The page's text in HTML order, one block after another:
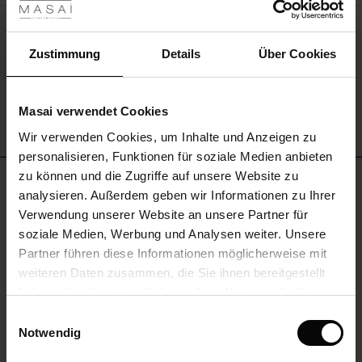
Zustimmung Details Über Cookies
Masai verwendet Cookies
Wir verwenden Cookies, um Inhalte und Anzeigen zu
personalisieren, Funktionen für soziale Medien anbieten
zu können und die Zugriffe auf unsere Website zu
analysieren. Außerdem geben wir Informationen zu Ihrer
Verwendung unserer Website an unsere Partner für
soziale Medien, Werbung und Analysen weiter. Unsere
Partner führen diese Informationen möglicherweise mit
weiteren Daten zusammen, die Sie ihnen bereitgestellt
haben oder die sie im Rahmen Ihrer Nutzung der Dienste
Notwendig
(Sale)
Sale
Sale
First Layers
Begins – Pre-Autumn 2026
Ease - Summer 2026
- Summer 2026
- Spring 2026
– Spring 2026
Sets
Leinen
– Ihre Garderobe beginnt hier
Gewebte Hose Mit Stretch Und
Knopfdetail Am Bein
119,00 €
MEHR SEHEN
BEWERTUNGEN
5.00
5.0
star
rating
EINE BEWERTUNG SCHREIBEN